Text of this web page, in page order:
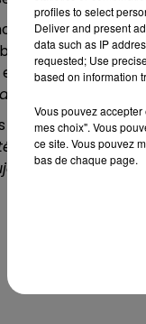
après le retrait
de l’Ouest,
et
"la brutalité de
présenter dans
mais également
plus
profiles to select
Deliver and present
data such as IP
requested; Use
based on information
Vous pouvez
mes choix". Vous
ce site. Vous pouvez
bas de chaque page.